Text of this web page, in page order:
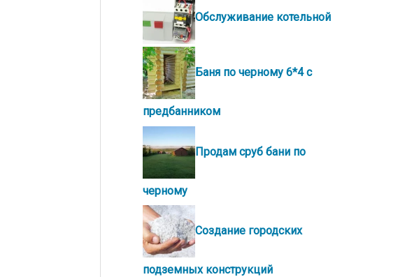
Обслуживание котельной
Баня по черному 6*4 с
предбанником
Продам сруб бани по
черному
Создание городских
подземных конструкций